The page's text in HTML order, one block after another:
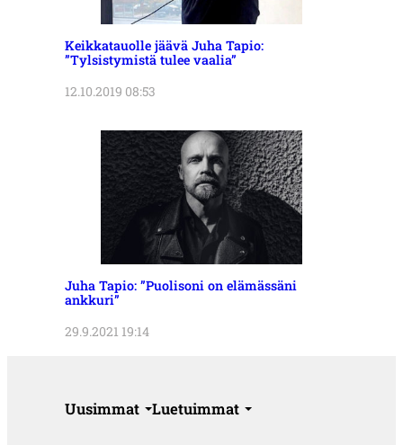
Keikkatauolle jäävä Juha Tapio:
”Tylsistymistä tulee vaalia”
12.10.2019 08:53
Juha Tapio: ”Puolisoni on elämässäni
ankkuri”
29.9.2021 19:14
Uusimmat Luetuimmat